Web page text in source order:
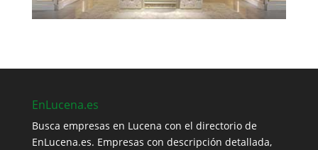
EnLucena.es
Busca empresas en Lucena con el directorio de
EnLucena.es. Empresas con descripción detallada,